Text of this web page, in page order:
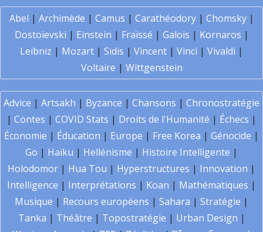
Abel | Archimède | Camus | Carathéodory| Chomsky|
Dostoïevski | Einstein | Fraïssé | Galois | Kornaros |
Leibniz | Mozart | Sidis | Vincent | Vinci | Vivaldi |
Voltaire | Wittgenstein
Advice | Artsakh | Byzance | Chansons | Chronostratégie
| Contes | COVID Stats | Droits de l'Humanité | Échecs |
Économie | Éducation | Europe | Free Korea | Génocide |
Go | Haïku | Hellénisme | Histoire Intelligente |
Holodomor | Hua Tou | Hyperstructures | Innovation |
Intelligence | Interprétations | Koan | Mathématiques |
Musique | Recours européens | Sahara | Stratégie |
Tanka | Théâtre | Topostratégie | Urban Design |